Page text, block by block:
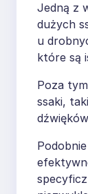
Jedną z
dużych
u
które są
Poza
ssaki,